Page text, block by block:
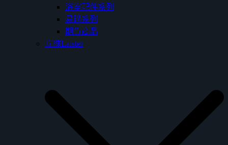
浴室配件系列
易購系列
期貨商品
立徠Laister